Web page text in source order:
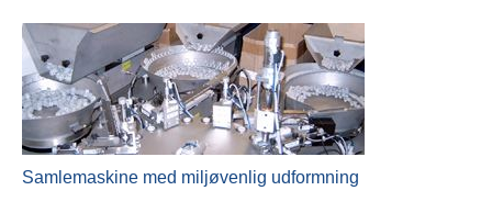
Samlemaskine med miljøvenlig udformning